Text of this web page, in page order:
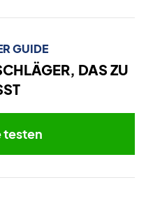
GUIDE
DAS ZU
testen